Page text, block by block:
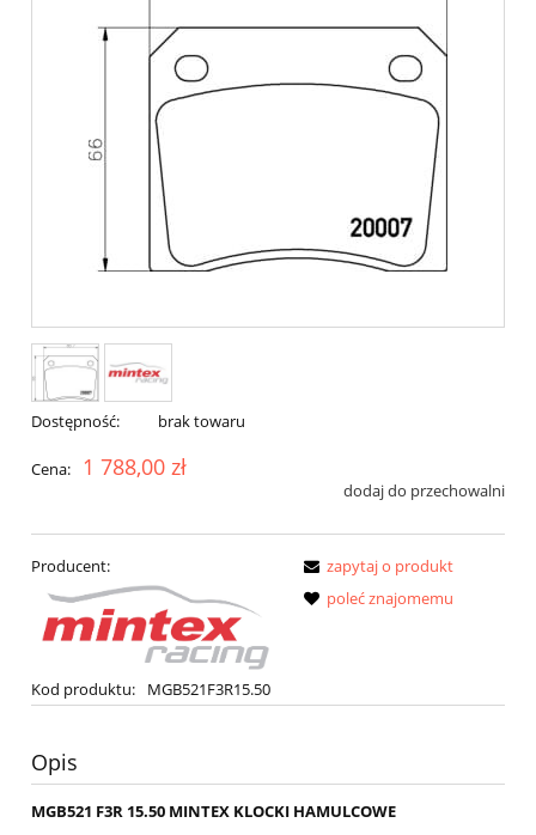
Dostępność: brak towaru
Cena: 1 788,00 zł
dodaj do przechowalni
Producent:
Kod produktu: MGB521F3R15.50
zapytaj o produkt
poleć znajomemu
Opis
MGB521 F3R 15.50 MINTEX KLOCKI HAMULCOWE